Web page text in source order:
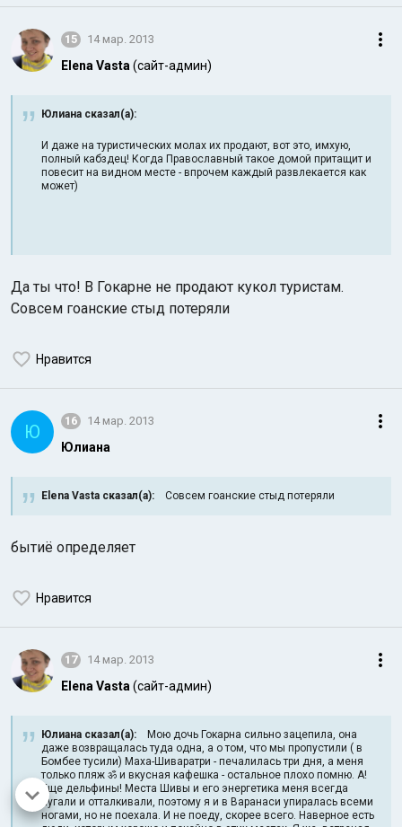
15 14 мар. 2013
Elena Vasta (сайт-админ)
Юлиана сказал(а):
И даже на туристических молах их продают, вот это, имхую,
полный кабздец! Когда Православный такое домой притащит и
повесит на видном месте - впрочем каждый развлекается как
может)
Да ты что! В Гокарне не продают кукол туристам.
Совсем гоанские стыд потеряли
Нравится
Ю 16 14 мар. 2013
Юлиана
Elena Vasta сказал(а): Совсем гоанские стыд потеряли
бытиё определяет
Нравится
17 14 мар. 2013
Elena Vasta (сайт-админ)
Юлиана сказал(а): Мою дочь Гокарна сильно зацепила, она
даже возвращалась туда одна, а о том, что мы пропустили ( в
Бомбее тусили) Маха-Шиваратри - печалилась три дня, а меня
только пляж ॐ и вкусная кафешка - остальное плохо помню. А!
Еще дельфины! Места Шивы и его энергетика меня всегда
пугали и отталкивали, поэтому я и в Варанаси упиралась всеми
ногами, но не поехала. И не поеду, скорее всего. Наверное есть